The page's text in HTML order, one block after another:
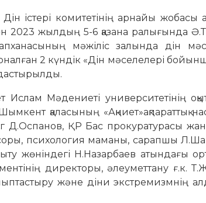
істері комитетінің арнайы жобасы
2023 жылдың 5-6 қазана ралығында
мәжіліс залында дін
2 күндік «Дін мәселелері бойынша
Мәдениеті университетінің
қаласының «Ақниет»ақпараттық
Д.Оспанов, ҚР Бас прокуратурасы
психология маманы, сарапшы
жөніндегі Н.Назарбаев атындағы
директоры, әлеуметтану ғ.к.
және діни экстремизмнің